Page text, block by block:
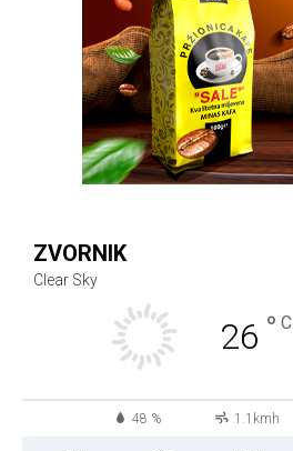
ZVORNIK
Clear Sky
26 ° C
48 % 1.1kmh